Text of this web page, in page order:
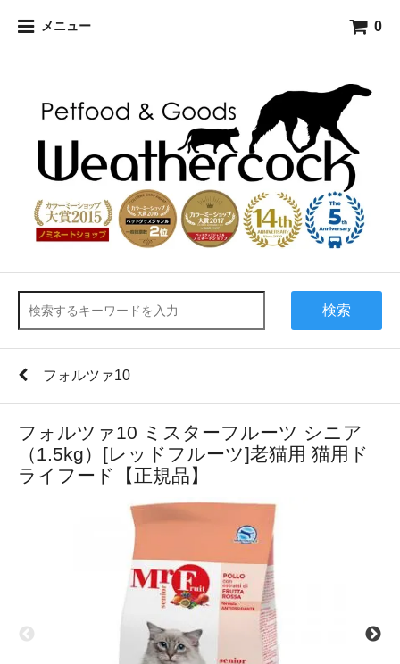
メニュー 0
検索
フォルツァ10
フォルツァ10 ミスターフルーツ シニア
（1.5kg）[レッドフルーツ]老猫用 猫用ド
ライフード【正規品】